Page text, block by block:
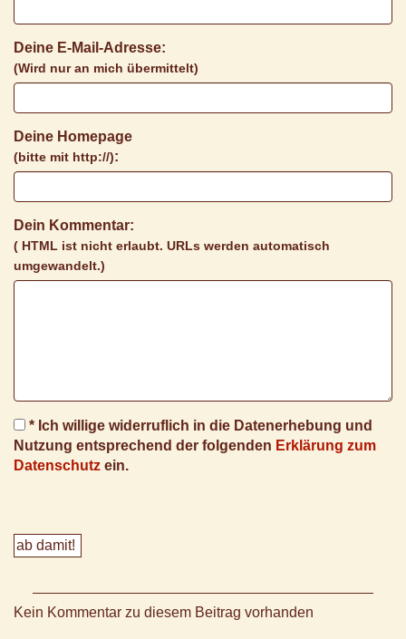
Deine E-Mail-Adresse:
(Wird nur an mich übermittelt)
Deine Homepage
(bitte mit http://):
Dein Kommentar:
( HTML ist nicht erlaubt. URLs werden automatisch
umgewandelt.)
* Ich willige widerruflich in die Datenerhebung und
Nutzung entsprechend der folgenden Erklärung zum
Datenschutz ein.
Kein Kommentar zu diesem Beitrag vorhanden